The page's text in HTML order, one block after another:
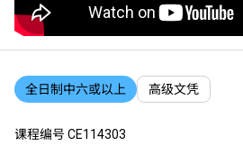
全日制中六或以上 高级文凭
课程编号 CE114303